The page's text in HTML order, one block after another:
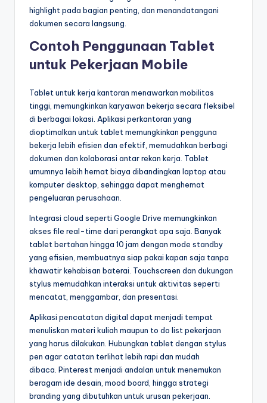
highlight pada bagian penting, dan menandatangani
dokumen secara langsung.
Contoh Penggunaan Tablet
untuk Pekerjaan Mobile
Tablet untuk kerja kantoran menawarkan mobilitas
tinggi, memungkinkan karyawan bekerja secara fleksibel
di berbagai lokasi. Aplikasi perkantoran yang
dioptimalkan untuk tablet memungkinkan pengguna
bekerja lebih efisien dan efektif, memudahkan berbagi
dokumen dan kolaborasi antar rekan kerja. Tablet
umumnya lebih hemat biaya dibandingkan laptop atau
komputer desktop, sehingga dapat menghemat
pengeluaran perusahaan.
Integrasi cloud seperti Google Drive memungkinkan
akses file real-time dari perangkat apa saja. Banyak
tablet bertahan hingga 10 jam dengan mode standby
yang efisien, membuatnya siap pakai kapan saja tanpa
khawatir kehabisan baterai. Touchscreen dan dukungan
stylus memudahkan interaksi untuk aktivitas seperti
mencatat, menggambar, dan presentasi.
Aplikasi pencatatan digital dapat menjadi tempat
menuliskan materi kuliah maupun to do list pekerjaan
yang harus dilakukan. Hubungkan tablet dengan stylus
pen agar catatan terlihat lebih rapi dan mudah
dibaca. Pinterest menjadi andalan untuk menemukan
beragam ide desain, mood board, hingga strategi
branding yang dibutuhkan untuk urusan pekerjaan.